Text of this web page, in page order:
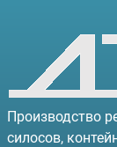
Производство
силосов,